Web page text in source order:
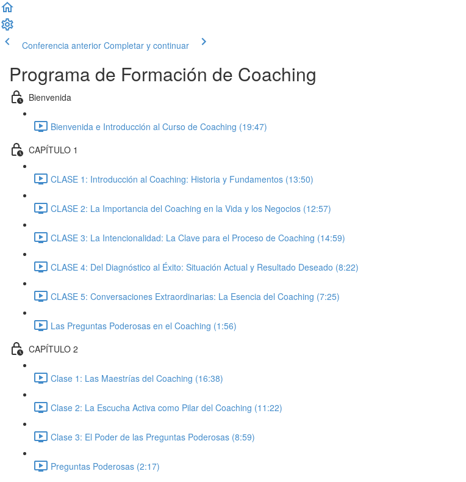
Conferencia anterior Completar y continuar
Programa de Formación de Coaching
Bienvenida
Bienvenida e Introducción al Curso de Coaching (19:47)
CAPÍTULO 1
CLASE 1: Introducción al Coaching: Historia y Fundamentos (13:50)
CLASE 2: La Importancia del Coaching en la Vida y los Negocios (12:57)
CLASE 3: La Intencionalidad: La Clave para el Proceso de Coaching (14:59)
CLASE 4: Del Diagnóstico al Éxito: Situación Actual y Resultado Deseado (8:22)
CLASE 5: Conversaciones Extraordinarias: La Esencia del Coaching (7:25)
Las Preguntas Poderosas en el Coaching (1:56)
CAPÍTULO 2
Clase 1: Las Maestrías del Coaching (16:38)
Clase 2: La Escucha Activa como Pilar del Coaching (11:22)
Clase 3: El Poder de las Preguntas Poderosas (8:59)
Preguntas Poderosas (2:17)